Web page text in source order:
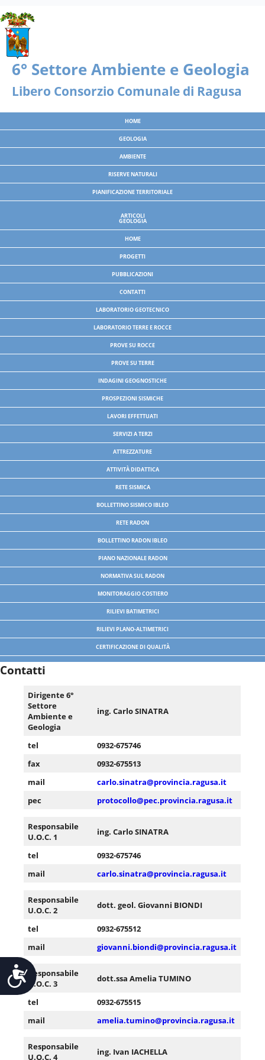
questo
sito
Web
include
un
sistema
accessibilità.
Accessibilità
Libero Consorzio Comunale di Ragusa
HOME
GEOLOGIA
AMBIENTE
RISERVE NATURALI
PIANIFICAZIONE TERRITORIALE
ARTICOLI
GEOLOGIA
HOME
PROGETTI
PUBBLICAZIONI
CONTATTI
LABORATORIO GEOTECNICO
LABORATORIO TERRE E ROCCE
PROVE SU ROCCE
PROVE SU TERRE
INDAGINI GEOGNOSTICHE
PROSPEZIONI SISMICHE
LAVORI EFFETTUATI
SERVIZI A TERZI
ATTREZZATURE
ATTIVITÀ DIDATTICA
RETE SISMICA
BOLLETTINO SISMICO IBLEO
RETE RADON
BOLLETTINO RADON IBLEO
PIANO NAZIONALE RADON
NORMATIVA SUL RADON
MONITORAGGIO COSTIERO
RILIEVI BATIMETRICI
RILIEVI PLANO-ALTIMETRICI
CERTIFICAZIONE DI QUALITÀ
Contatti
Dirigente 6°
Settore
Ambiente e
Geologia
ing. Carlo SINATRA
tel
0932-675746
fax
0932-675513
mail
carlo.sinatra@provincia.ragusa.it
pec
protocollo@pec.provincia.ragusa.it
Responsabile
U.O.C. 1
ing. Carlo SINATRA
tel
0932-675746
mail
carlo.sinatra@provincia.ragusa.it
Responsabile
U.O.C. 2
dott. geol. Giovanni BIONDI
tel
0932-675512
mail
giovanni.biondi@provincia.ragusa.it
Responsabile
U.O.C. 3
dott.ssa Amelia TUMINO
tel
0932-675515
mail
amelia.tumino@provincia.ragusa.it
Responsabile
U.O.C. 4
ing. Ivan IACHELLA